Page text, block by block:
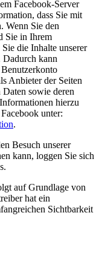
Facebook-Server
dass Sie mit
Wenn Sie den
Sie in Ihrem
die Inhalte unserer
kann
Anbieter der Seiten
sowie deren
hierzu
unter:
.
Besuch unserer
kann, loggen Sie sich
auf Grundlage von
hat ein
Sichtbarkeit